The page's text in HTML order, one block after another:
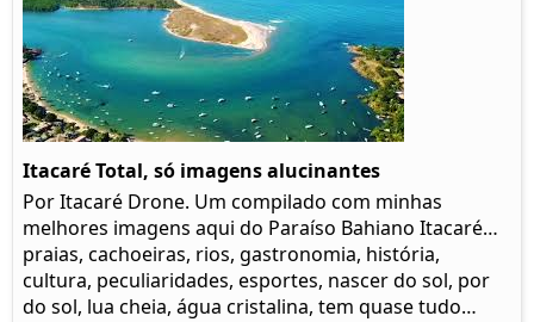
Itacaré Total, só imagens alucinantes
Por Itacaré Drone. Um compilado com minhas
melhores imagens aqui do Paraíso Bahiano Itacaré…
praias, cachoeiras, rios, gastronomia, história,
cultura, peculiaridades, esportes, nascer do sol, por
do sol, lua cheia, água cristalina, tem quase tudo…